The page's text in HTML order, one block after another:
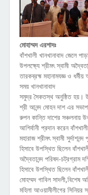
মোহাম্মদ এরশাদঃ
বাঁশখালী খানখানাবাদ জেলে
উপলক্ষ্যে শ্রীমৎ স্বামী
তারকব্রহ্ম মহানামযজ্ঞ ও
সময় খানখানাবাদ
সমুদ্র সৈকতস্থ অনুষ্ঠিত হয়।
শ্রী আনন্দ মোহন দাশ এর
রুপন কান্তি দাশের সঞ্চলনায়
আশির্বানী প্রদান করেন
মহারাজ শ্রীমৎ স্বামী
হিসাবে উপস্থিত ছিলেন
অদ্বৈতানন্দ পরিষদ-চট্রগ্রাম
হিসাবে উপস্থিত ছিলেন
মোহম্মদ গাবিল সাদলী,বিশেষ
মহিলা আওয়ামীলীগের সিনিয়র